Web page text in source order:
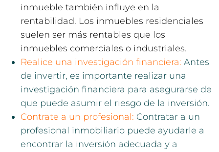
inmueble también influye en la
rentabilidad. Los inmuebles residenciales
suelen ser más rentables que los
inmuebles comerciales o industriales.
Realice una investigación financiera: Antes
de invertir, es importante realizar una
investigación financiera para asegurarse de
que puede asumir el riesgo de la inversión.
Contrate a un profesional: Contratar a un
profesional inmobiliario puede ayudarle a
encontrar la inversión adecuada y a